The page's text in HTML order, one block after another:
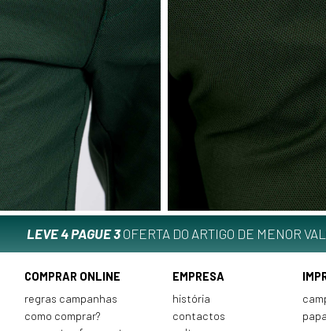
LEVE 4 PAGUE 3OFERTA DO ARTIGO DE MENOR
COMPRAR ONLINE
regras campanhas
como comprar?
EMPRESA
história
contactos